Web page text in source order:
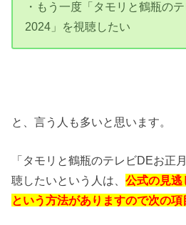
・もう一度「タモリと鶴瓶の
2024」を視聴したい
と、言う人も多いと思います。
「タモリと鶴瓶のテレビDEお正
聴したいという人は、公式の見逃
という方法がありますので次の項